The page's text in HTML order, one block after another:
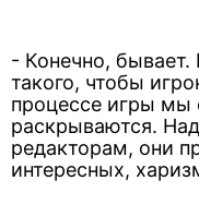
- Конечно, бывает.
такого, чтобы
процессе игры
раскрываются.
редакторам, они
интересных,